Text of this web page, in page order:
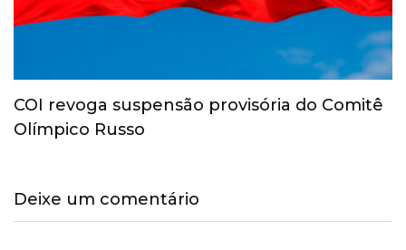
COI revoga suspensão provisória do Comitê
Olímpico Russo
Deixe um comentário